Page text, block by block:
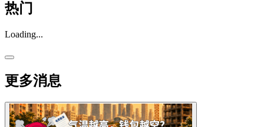
热门
Loading...
更多消息